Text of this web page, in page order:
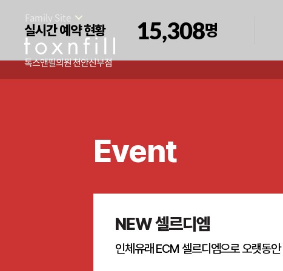
Family Site
톡스앤필의원 천안신부점
실시간 예약 현황 15,308명
Event
NEW 셀르디엠
인체유래 ECM 셀르디엠으로 오랫동